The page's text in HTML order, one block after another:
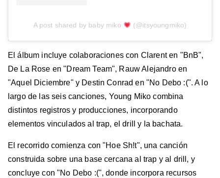
A post shared by baby miko (@itsyoungmiko)
El álbum incluye colaboraciones con Clarent en "BnB",
De La Rose en "Dream Team", Rauw Alejandro en
"Aquel Diciembre" y Destin Conrad en "No Debo :(". A lo
largo de las seis canciones, Young Miko combina
distintos registros y producciones, incorporando
elementos vinculados al trap, el drill y la bachata.
El recorrido comienza con "Hoe Sh!t", una canción
construida sobre una base cercana al trap y al drill, y
concluye con "No Debo :(", donde incorpora recursos